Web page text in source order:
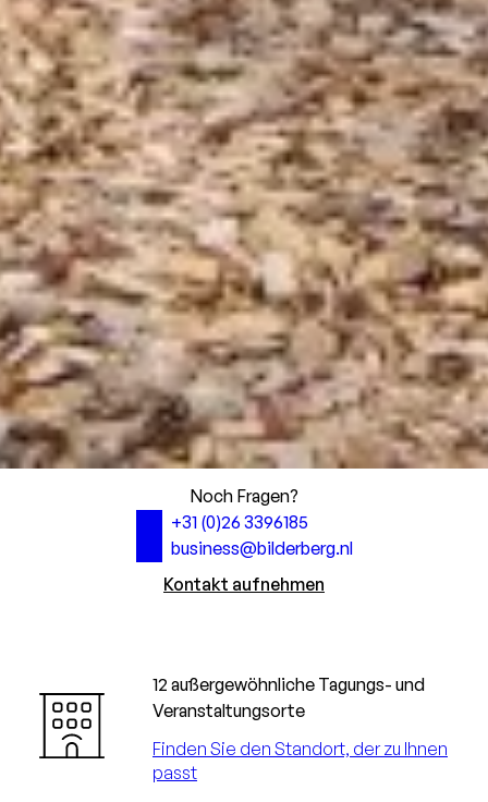
Noch Fragen?
+31 (0)26 3396185
business@bilderberg.nl
Kontakt aufnehmen
12 außergewöhnliche Tagungs- und
Veranstaltungsorte
Finden Sie den Standort, der zu Ihnen
passt